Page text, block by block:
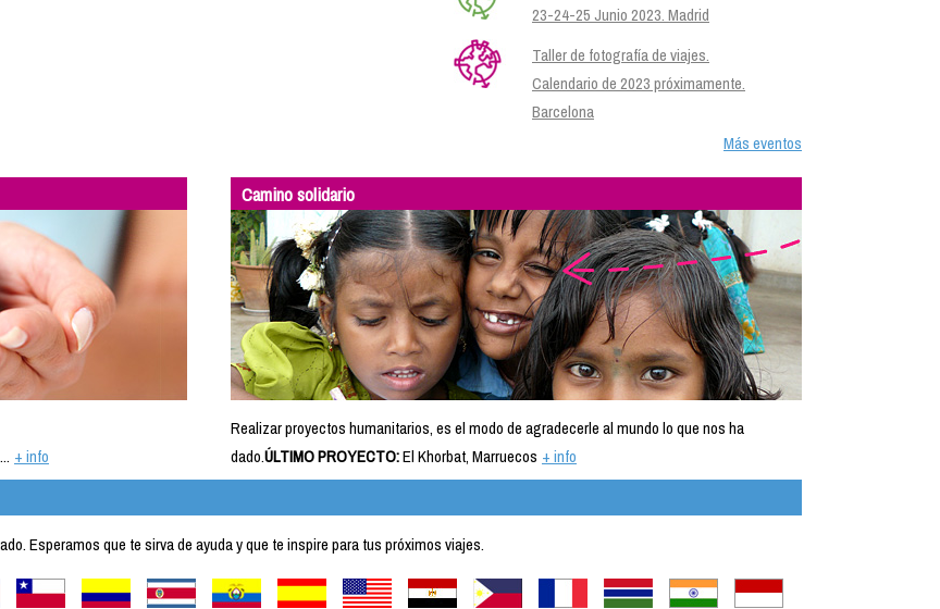
23-24-25 Junio 2023. Madrid
Taller de fotografía de viajes.
Calendario de 2023 próximamente.
Barcelona
Más eventos
+ info
Camino solidario
Realizar proyectos humanitarios, es el modo de agradecerle al mundo lo que nos ha
dado.ÚLTIMO PROYECTO:El Khorbat, Marruecos + info
Esperamos que te sirva de ayuda y que te inspire para tus próximos viajes.